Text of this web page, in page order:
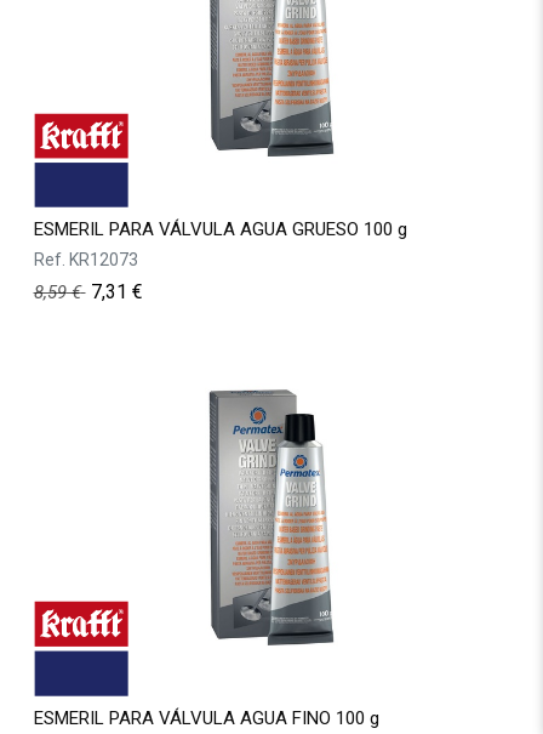
ESMERIL PARA VÁLVULA AGUA GRUESO 100 g
Ref. KR12073
8,59€ 7,31 €
ESMERIL PARA VÁLVULA AGUA FINO 100 g